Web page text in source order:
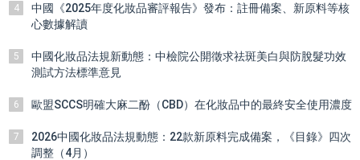
4
中國《2025年度化妝品審評報告》發布：註冊備案、新原料等核
心數據解讀
5
中國化妝品法規新動態：中檢院公開徵求祛斑美白與防脫髮功效
測試方法標準意見
6 歐盟SCCS明確大麻二酚（CBD）在化妝品中的最終安全使用濃度
7
2026中國化妝品法規動態：22款新原料完成備案，《目錄》四次
調整（4月）